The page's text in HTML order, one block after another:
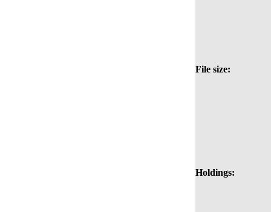
File size:
Holdings: